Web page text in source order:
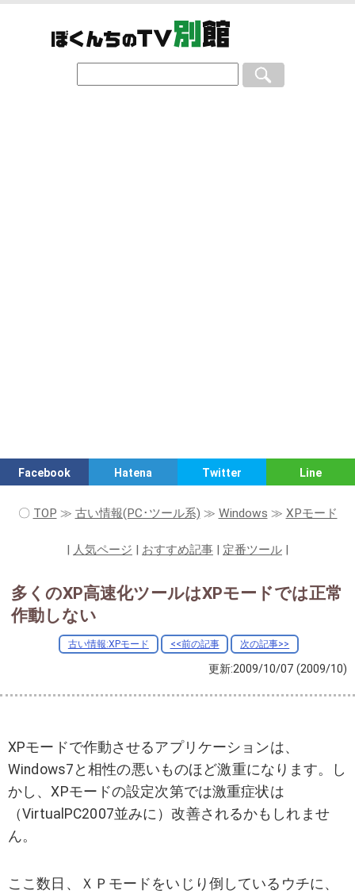
Facebook Hatena Twitter Line
〇 TOP ≫ 古い情報(PC･ツール系) ≫ Windows ≫ XPモード
| 人気ページ | おすすめ記事 | 定番ツール |
多くのXP高速化ツールはXPモードでは正常
作動しない
古い情報:XPモード <<前の記事 次の記事>>
更新:2009/10/07 (2009/10)
XPモードで作動させるアプリケーションは、
Windows7と相性の悪いものほど激重になります。し
かし、XPモードの設定次第では激重症状は
（VirtualPC2007並みに）改善されるかもしれませ
ん。
ここ数日、ＸＰモードをいじり倒しているウチに、